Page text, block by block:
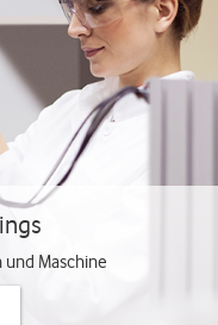
Maschine